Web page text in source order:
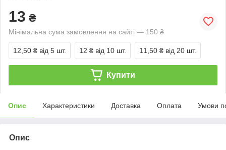
13 ₴
Мінімальна сума замовлення на сайті — 150 ₴
12,50 ₴ від 5 шт. 12 ₴ від 10 шт. 11,50 ₴ від 20 шт.
Купити
Опис Характеристики Доставка Оплата Умови
Опис